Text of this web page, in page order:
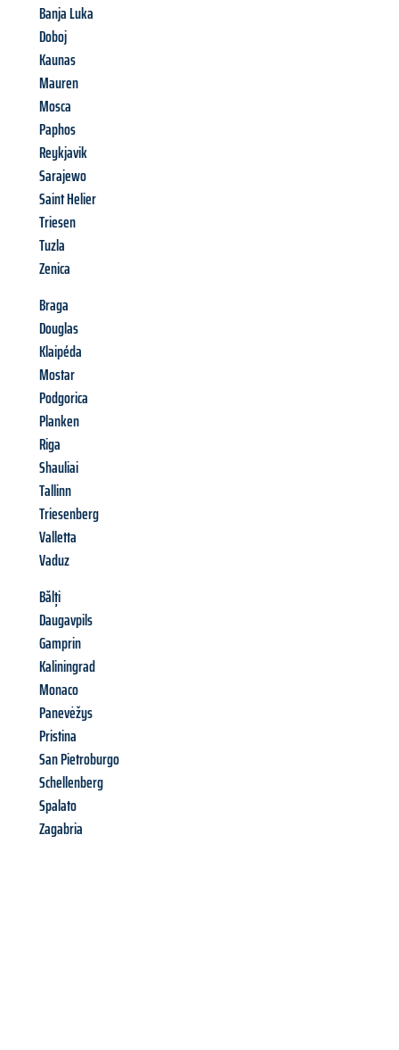
Banja Luka
Doboj
Kaunas
Mauren
Mosca
Paphos
Reykjavik
Sarajewo
Saint Helier
Triesen
Tuzla
Zenica
Braga
Douglas
Klaipéda
Mostar
Podgorica
Planken
Riga
Shauliai
Tallinn
Triesenberg
Valletta
Vaduz
Bălți
Daugavpils
Gamprin
Kaliningrad
Monaco
Panevėžys
Pristina
San Pietroburgo
Schellenberg
Spalato
Zagabria